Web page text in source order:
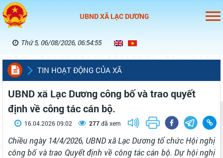
UBND XÃ LẠC DƯƠNG
Thứ 5, 06/08/2026, 06:54:55
TIN HOẠT ĐỘNG CỦA XÃ
UBND xã Lạc Dương công bố và trao quyết
định về công tác cán bộ.
16.04.2026 09:02 277đã xem
Chiều ngày 14/4/2026, UBND xã Lạc Dương tổ chức Hội nghị
công bố và trao Quyết định về công tác cán bộ. Dự hội nghị